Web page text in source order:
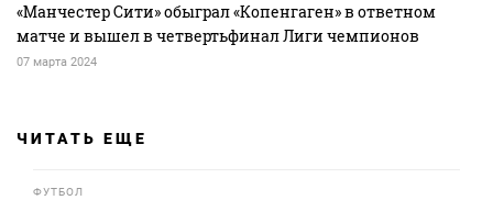
«Манчестер Сити» обыграл «Копенгаген» в ответном
матче и вышел в четвертьфинал Лиги чемпионов
07 марта 2024
ЧИТАТЬ ЕЩЕ
ФУТБОЛ